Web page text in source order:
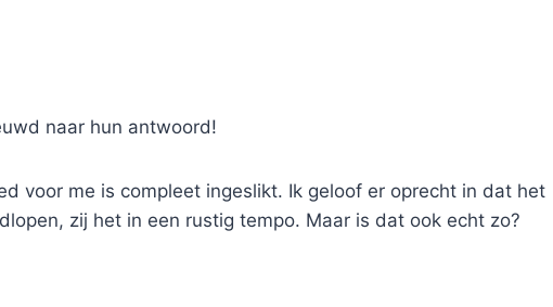
naar hun antwoord!
voor me is compleet ingeslikt. Ik geloof er oprecht in dat het
zij het in een rustig tempo. Maar is dat ook echt zo?